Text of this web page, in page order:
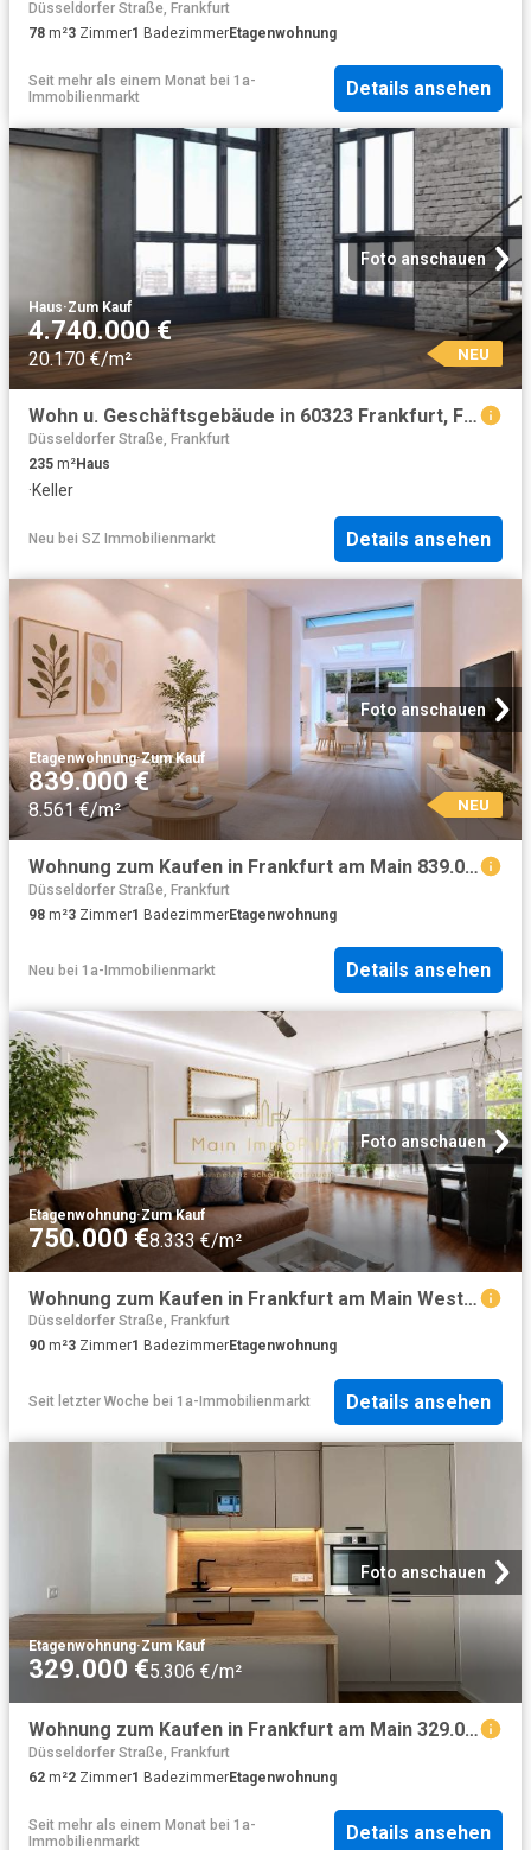
Düsseldorfer Straße, Frankfurt
78 m²3 Zimmer1 BadezimmerEtagenwohnung
Seit mehr als einem Monat bei 1a-
Immobilienmarkt
Details ansehen
Foto anschauen
Haus·Zum Kauf
4.740.000 €
20.170 €/m² NEU
Wohn u. Geschäftsgebäude in 60323 Frankfurt, Fürstenbergerstr
Düsseldorfer Straße, Frankfurt
235 m²Haus
·Keller
Neu bei SZ Immobilienmarkt Details ansehen
Foto anschauen
Etagenwohnung·Zum Kauf
839.000 €
8.561 €/m² NEU
Wohnung zum Kaufen in Frankfurt am Main 839.000,00 EUR 98.41 m²
Düsseldorfer Straße, Frankfurt
98 m²3 Zimmer1 BadezimmerEtagenwohnung
Neu bei 1a-Immobilienmarkt Details ansehen
Foto anschauen
Etagenwohnung·Zum Kauf
750.000 €8.333 €/m²
Wohnung zum Kaufen in Frankfurt am Main Westend Süd 750.000,00 EUR 90 m²
Düsseldorfer Straße, Frankfurt
90 m²3 Zimmer1 BadezimmerEtagenwohnung
Seit letzter Woche bei 1a-Immobilienmarkt Details ansehen
Foto anschauen
Etagenwohnung·Zum Kauf
329.000 €5.306 €/m²
Wohnung zum Kaufen in Frankfurt am Main 329.000,00 EUR 62 m²
Düsseldorfer Straße, Frankfurt
62 m²2 Zimmer1 BadezimmerEtagenwohnung
Seit mehr als einem Monat bei 1a-
Immobilienmarkt
Details ansehen